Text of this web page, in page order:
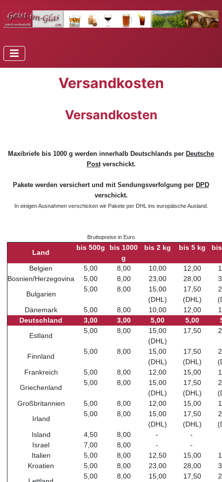
Versandkosten
Versandkosten
Maxibriefe bis 1000 g werden innerhalb Deutschlands per Deutsche
Postverschickt.
Pakete werden versichert und mit Sendungsverfolgung per DPD
verschickt.
In einigen Ausnahmen verschicken wir Pakete per DHL ins europäische Ausland.
Bruttopreise in Euro
Land
bis 500g
bis 1000
g
bis 2 kg bis 5 kg
Belgien 5,00 8,00 10,00 12,00
Bosnien/Herzegovina
5,00 8,00 23,00 28,00
Bulgarien
5,00 8,00
15,00
(DHL)
17,50
(DHL)
Dänemark
5,00 8,00 10,00 12,00
Deutschland
3,00 3,00 5,00 5,00
Estland
5,00 8,00
15,00
(DHL)
17,50
Finnland
5,00 8,00
15,00
(DHL)
17,50
(DHL)
Frankreich
5,00 8,00 12,00 15,00
Griechenland
5,00 8,00
15,00
(DHL)
17,50
(DHL)
Großbritannien
5,00 8,00 12,00 15,00
Irland
5,00 8,00
15,00
(DHL)
17,50
(DHL)
Island
4,50 8,00 -
-
Israel
7,00 8,00 -
-
Italien
5,00 8,00 12,50 15,00
Kroatien
5,00 8,00 23,00 28,00
5,00 8,00
15,00
17,50